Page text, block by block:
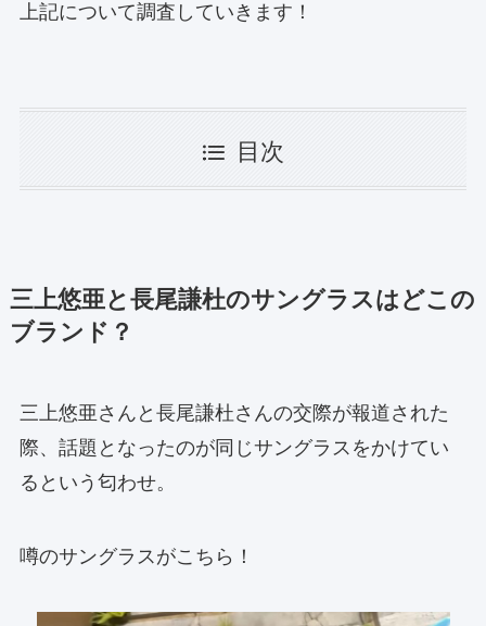
上記について調査していきます！
目次
三上悠亜と長尾謙杜のサングラスはどこの
ブランド？
三上悠亜さんと長尾謙杜さんの交際が報道された
際、話題となったのが同じサングラスをかけてい
るという匂わせ。
噂のサングラスがこちら！